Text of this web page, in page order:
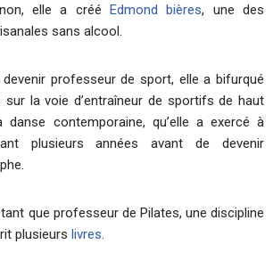
elle a créé Edmond bières, une des
sans alcool.
devenir professeur de sport, elle a bifurqué
la voie d’entraîneur de sportifs de haut
danse contemporaine, qu’elle a exercé à
plusieurs années avant de devenir
que professeur de Pilates, une discipline
plusieurs livres.